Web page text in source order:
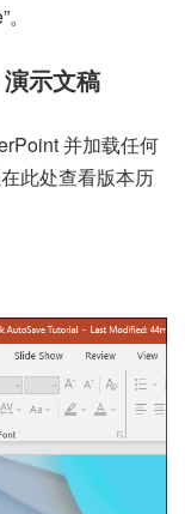
示文稿
并加载任何
此处查看版本历